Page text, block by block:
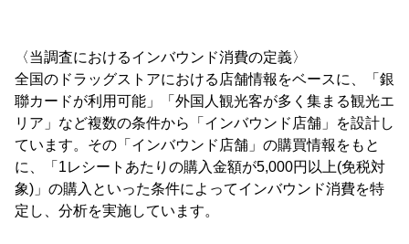
〈当調査におけるインバウンド消費の定義〉
全国のドラッグストアにおける店舗情報をベースに、「銀
聯カードが利用可能」「外国人観光客が多く集まる観光エ
リア」など複数の条件から「インバウンド店舗」を設計し
ています。その「インバウンド店舗」の購買情報をもと
に、「1レシートあたりの購入金額が5,000円以上(免税対
象)」の購入といった条件によってインバウンド消費を特
定し、分析を実施しています。